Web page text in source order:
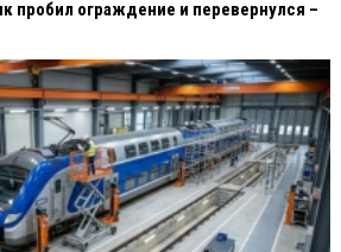
пробил ограждение и перевернулся –